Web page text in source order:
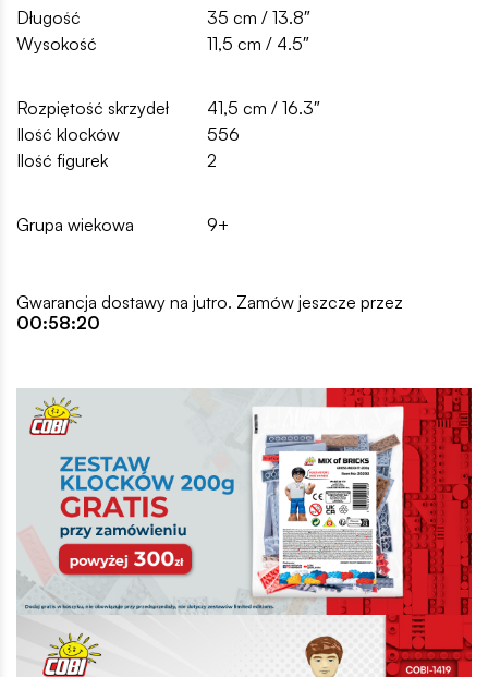
Długość
35 cm / 13.8″
Wysokość
11,5 cm / 4.5″
Rozpiętość skrzydeł
41,5 cm / 16.3″
Ilość klocków
556
Ilość figurek
2
Grupa wiekowa 9+
Gwarancja dostawy na jutro. Zamów jeszcze przez
00:58:19